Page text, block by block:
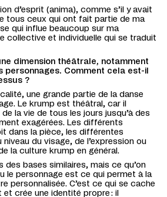
d’esprit (anima), comme s’il y avait
tous ceux qui ont fait partie de ma
qui influe beaucoup sur ma
collective et individuelle qui se traduit
dimension théâtrale, notamment
personnages. Comment cela est-il
?
une grande partie de la danse
Le krump est théâtral, car il
la vie de tous les jours jusqu’à des
exagérées. Les différents
dans la pièce, les différentes
niveau du visage, de l’expression ou
la culture krump en général.
des bases similaires, mais ce qu’on
le personnage est ce qui permet à la
personnalisée. C’est ce qui se cache
crée une identité propre : il